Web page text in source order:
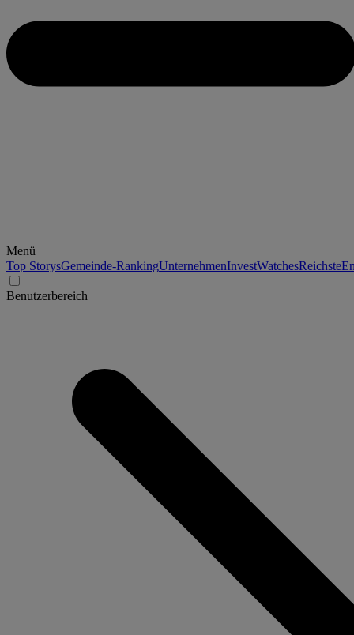
Menü
Top StorysGemeinde-RankingUnternehmenInvestWatchesReichste
Benutzerbereich